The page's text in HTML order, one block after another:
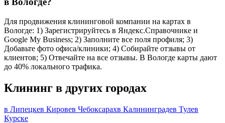
Для продвижения клининговой компании на картах в
Вологде: 1) Зарегистрируйтесь в Яндекс.Справочнике и
Google My Business; 2) Заполните все поля профиля; 3)
Добавьте фото офиса/клиники; 4) Собирайте отзывы от
клиентов; 5) Отвечайте на все отзывы. В Вологде карты дают
до 40% локального трафика.
Клининг в других городах
в Липецкев Кировев Чебоксарахв Калининградев Тулев
Курске